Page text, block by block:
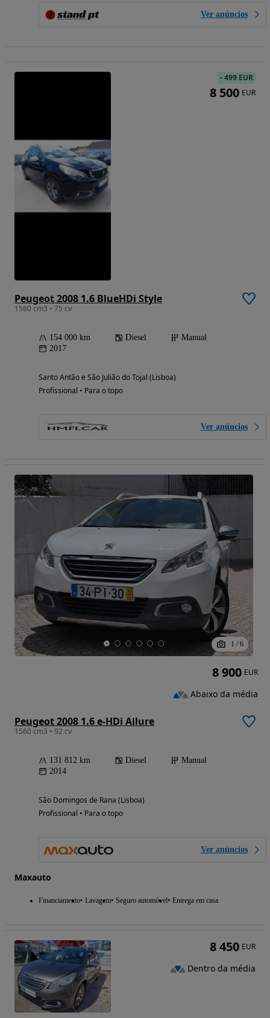
Ver anúncios
Peugeot 2008 1.6 BlueHDi Style
1560 cm3 • 75 cv
154 000 km Diesel
Manual
2017
Santo Antão e São Julião do Tojal (Lisboa)
Profissional • Para o topo
Ver anúncios
-499 EUR
8 500 EUR
1 / 6
Peugeot 2008 1.6 e-HDi Allure
1560 cm3 • 92 cv
131 812 km Diesel
Manual
2014
São Domingos de Rana (Lisboa)
Profissional • Para o topo
Ver anúncios
Maxauto
Financiamento Lavagem Seguro automóvel Entrega em casa
8 900 EUR
Abaixo da média
8 450 EUR
Dentro da média